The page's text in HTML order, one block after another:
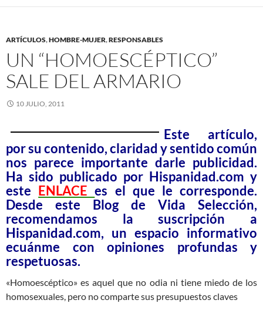
ARTÍCULOS,HOMBRE-MUJER,RESPONSABLES
UN “HOMOESCÉPTICO”
SALE DEL ARMARIO
10 JULIO, 2011
Este artículo,
por su contenido, claridad y sentido común
nos parece importante darle publicidad.
Ha sido publicado por Hispanidad.com y
este ENLACEes el que le corresponde.
Desde este Blog de Vida Selección,
recomendamos la suscripción a
Hispanidad.com, un espacio informativo
ecuánme con opiniones profundas y
respetuosas.
«Homoescéptico» es aquel que no odia ni tiene miedo de los
homosexuales, pero no comparte sus presupuestos claves